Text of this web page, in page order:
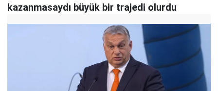
kazanmasaydı büyük bir trajedi olurdu